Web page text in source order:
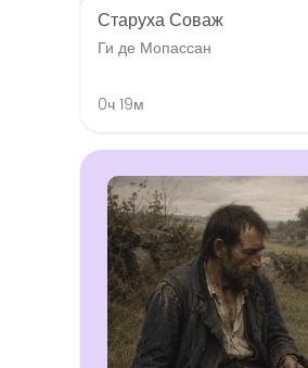
Старуха Соваж
Ги де Мопассан
0ч 19м